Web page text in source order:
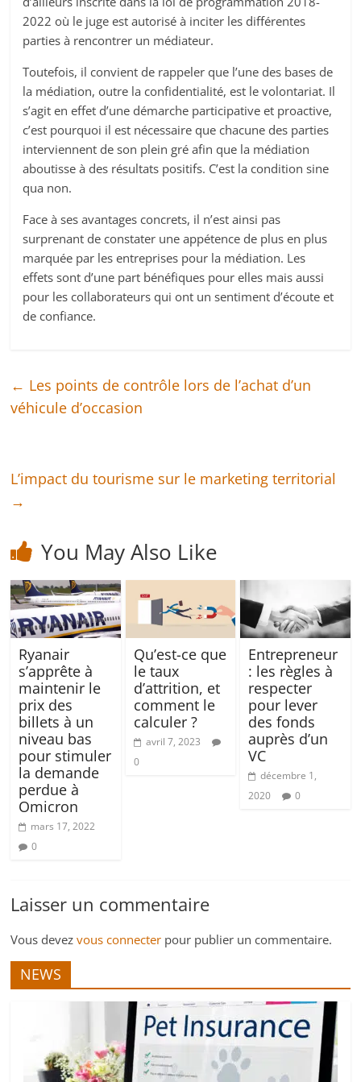
2022 où le juge est autorisé à inciter les différentes
parties à rencontrer un médiateur.
Toutefois, il convient de rappeler que l’une des bases de
la médiation, outre la confidentialité, est le volontariat. Il
s’agit en effet d’une démarche participative et proactive,
c’est pourquoi il est nécessaire que chacune des parties
interviennent de son plein gré afin que la médiation
aboutisse à des résultats positifs. C’est la condition sine
qua non.
Face à ses avantages concrets, il n’est ainsi pas
surprenant de constater une appétence de plus en plus
marquée par les entreprises pour la médiation. Les
effets sont d’une part bénéfiques pour elles mais aussi
pour les collaborateurs qui ont un sentiment d’écoute et
de confiance.
← Les points de contrôle lors de l’achat d’un
véhicule d’occasion
L’impact du tourisme sur le marketing territorial
→
You May Also Like
Ryanair
s’apprête à
maintenir le
prix des
billets à un
niveau bas
pour stimuler
la demande
perdue à
Omicron
mars 17, 2022
0
Qu’est-ce que
le taux
d’attrition, et
comment le
calculer ?
avril 7, 2023
0
Entrepreneur
: les règles à
respecter
pour lever
des fonds
auprès d’un
VC
décembre 1,
2020
0
Laisser un commentaire
Vous devezvous connecter pour publier un commentaire.
NEWS